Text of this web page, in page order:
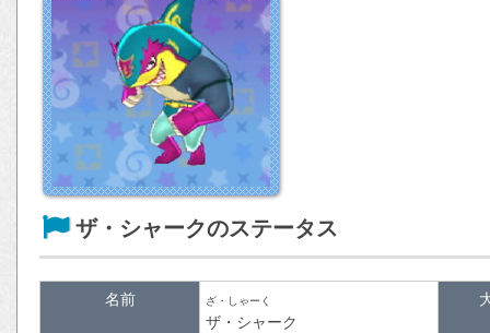
ザ・シャークのステータス
名前 ざ・しゃーく
ザ・シャーク